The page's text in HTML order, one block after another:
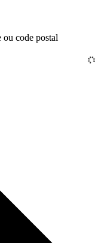
ou code postal